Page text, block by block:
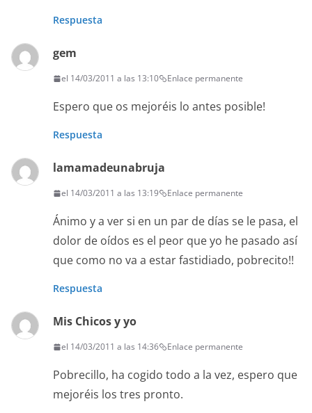
Respuesta
gem
el 14/03/2011 a las 13:10 Enlace permanente
Espero que os mejoréis lo antes posible!
Respuesta
lamamadeunabruja
el 14/03/2011 a las 13:19 Enlace permanente
Ánimo y a ver si en un par de días se le pasa, el
dolor de oídos es el peor que yo he pasado así
que como no va a estar fastidiado, pobrecito!!
Respuesta
Mis Chicos y yo
el 14/03/2011 a las 14:36 Enlace permanente
Pobrecillo, ha cogido todo a la vez, espero que
mejoréis los tres pronto.